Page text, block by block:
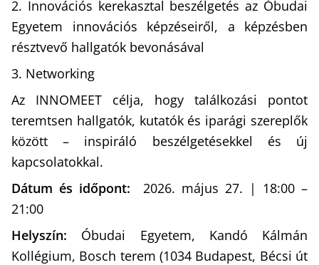
2. Innovációs kerekasztal beszélgetés az Óbudai
Egyetem innovációs képzéseiről, a képzésben
résztvevő hallgatók bevonásával
3. Networking
Az INNOMEET célja, hogy találkozási pontot
teremtsen hallgatók, kutatók és iparági szereplők
között – inspiráló beszélgetésekkel és új
kapcsolatokkal.
Dátum és időpont:
2026. május 27. | 18:00 –
21:00
Helyszín: Óbudai Egyetem, Kandó Kálmán
Kollégium, Bosch terem (1034 Budapest, Bécsi út